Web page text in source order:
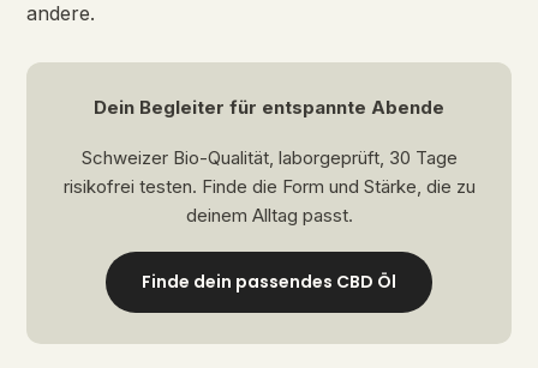
andere.
Dein Begleiter für entspannte Abende
Schweizer Bio-Qualität, laborgeprüft, 30 Tage
risikofrei testen. Finde die Form und Stärke, die zu
deinem Alltag passt.
Finde dein passendes CBD Öl